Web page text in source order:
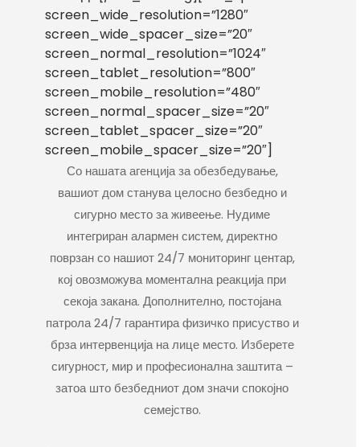
screen_wide_resolution=”1280″
screen_wide_spacer_size=”20″
screen_normal_resolution=”1024″
screen_tablet_resolution=”800″
screen_mobile_resolution=”480″
screen_normal_spacer_size=”20″
screen_tablet_spacer_size=”20″
screen_mobile_spacer_size=”20″]
Со нашата агенција за обезбедување,
вашиот дом станува целосно безбедно и
сигурно место за живеење. Нудиме
интегриран алармен систем, директно
поврзан со нашиот 24/7 мониторинг центар,
кој овозможува моментална реакција при
секоја закана. Дополнително, постојана
патрола 24/7 гарантира физичко присуство и
брза интервенција на лице место. Изберете
сигурност, мир и професионална заштита –
затоа што безбедниот дом значи спокојно
семејство.